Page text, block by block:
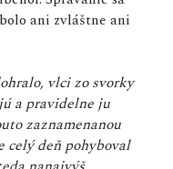
ani zvláštne ani
vlci zo svorky
a pravidelne ju
zaznamenanou
deň pohyboval